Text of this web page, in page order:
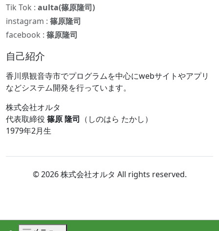
Tik Tok : aulta(篠原隆司)
instagram : 篠原隆司
facebook : 篠原隆司
自己紹介
香川県観音寺市でプログラムを中心にwebサイトやアプリ
などシステム開発を行っています。
株式会社オルタ
代表取締役 篠原 隆司 （しのはら たかし）
1979年2月生
© 2026 株式会社オルタ All rights reserved.